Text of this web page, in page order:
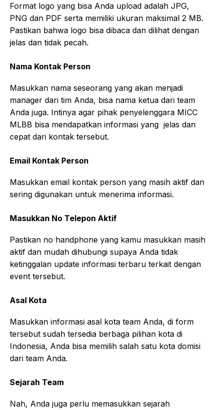
Format logo yang bisa Anda upload adalah JPG,
PNG dan PDF serta memiliki ukuran maksimal 2 MB.
Pastikan bahwa logo bisa dibaca dan dilihat dengan
jelas dan tidak pecah.
Nama Kontak Person
Masukkan nama seseorang yang akan menjadi
manager dari tim Anda, bisa nama ketua dari team
Anda juga. Intinya agar pihak penyelenggara MICC
MLBB bisa mendapatkan informasi yang jelas dan
cepat dari kontak tersebut.
Email Kontak Person
Masukkan email kontak person yang masih aktif dan
sering digunakan untuk menerima informasi.
Masukkan No Telepon Aktif
Pastikan no handphone yang kamu masukkan masih
aktif dan mudah dihubungi supaya Anda tidak
ketinggalan update informasi terbaru terkait dengan
event tersebut.
Asal Kota
Masukkan informasi asal kota team Anda, di form
tersebut sudah tersedia berbaga pilihan kota di
Indonesia, Anda bisa memilih salah satu kota domisi
dari team Anda.
Sejarah Team
Nah, Anda juga perlu memasukkan sejarah